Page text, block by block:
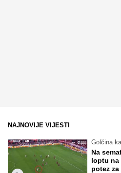
NAJNOVIJE VIJESTI
Golčina
Na
loptu na
potez